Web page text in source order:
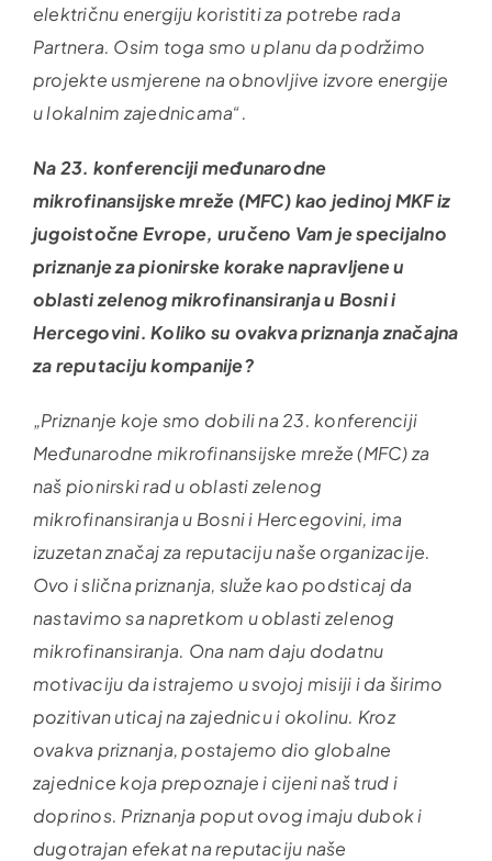
električnu energiju koristiti za potrebe rada
Partnera. Osim toga smo u planu da podržimo
projekte usmjerene na obnovljive izvore energije
u lokalnim zajednicama“.
Na 23. konferenciji međunarodne
mikrofinansijske mreže (MFC) kao jedinoj MKF iz
jugoistočne Evrope, uručeno Vam je specijalno
priznanje za pionirske korake napravljene u
oblasti zelenog mikrofinansiranja u Bosni i
Hercegovini. Koliko su ovakva priznanja značajna
za reputaciju kompanije?
„Priznanje koje smo dobili na 23. konferenciji
Međunarodne mikrofinansijske mreže (MFC) za
naš pionirski rad u oblasti zelenog
mikrofinansiranja u Bosni i Hercegovini, ima
izuzetan značaj za reputaciju naše organizacije.
Ovo i slična priznanja, služe kao podsticaj da
nastavimo sa napretkom u oblasti zelenog
mikrofinansiranja. Ona nam daju dodatnu
motivaciju da istrajemo u svojoj misiji i da širimo
pozitivan uticaj na zajednicu i okolinu. Kroz
ovakva priznanja, postajemo dio globalne
zajednice koja prepoznaje i cijeni naš trud i
doprinos. Priznanja poput ovog imaju dubok i
dugotrajan efekat na reputaciju naše